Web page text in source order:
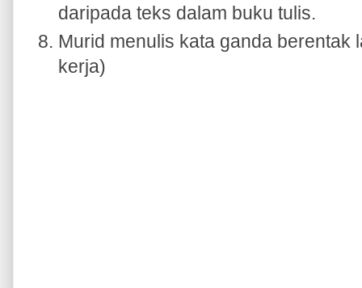
daripada teks dalam buku tulis.
Murid menulis kata ganda berentak
kerja)